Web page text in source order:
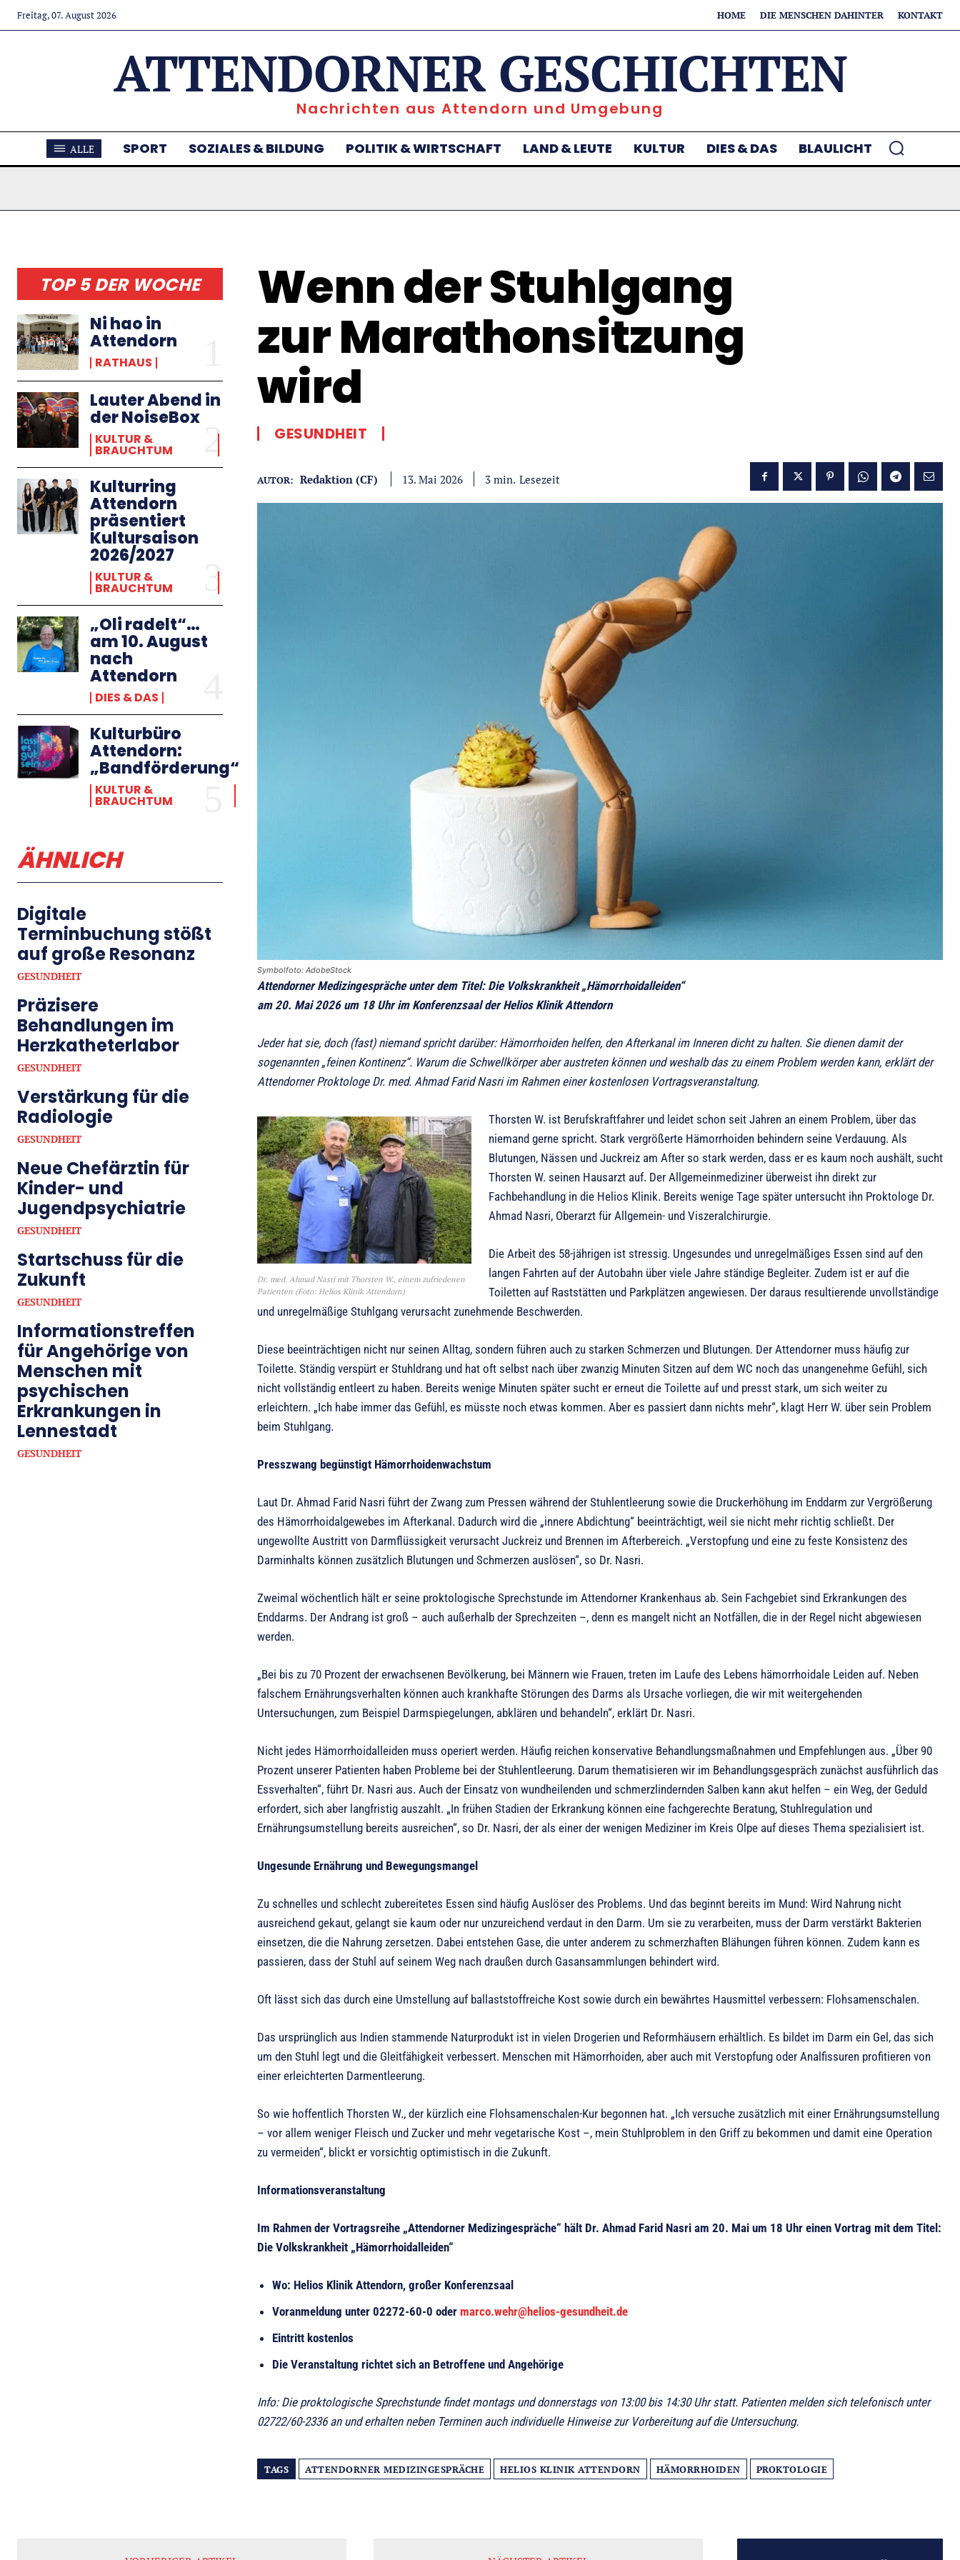
Freitag, 07. August 2026 HOME DIE MENSCHEN DAHINTER KONTAKT
ATTENDORNER GESCHICHTEN
Nachrichten aus Attendorn und Umgebung
ALLE SPORT SOZIALES & BILDUNG POLITIK & WIRTSCHAFT LAND & LEUTE KULTUR DIES & DAS BLAULICHT
TOP 5 DER WOCHE
Ni hao in
Attendorn
RATHAUS
Lauter Abend in
der NoiseBox
KULTUR &
BRAUCHTUM
Kulturring
Attendorn
präsentiert
Kultursaison
2026/2027
KULTUR &
BRAUCHTUM
„Oli radelt“…
am 10. August
nach
Attendorn
DIES & DAS
Kulturbüro
Attendorn:
„Bandförderung“
KULTUR &
BRAUCHTUM
ÄHNLICH
Digitale
Terminbuchung stößt
auf große Resonanz
GESUNDHEIT
Präzisere
Behandlungen im
Herzkatheterlabor
GESUNDHEIT
Verstärkung für die
Radiologie
GESUNDHEIT
Neue Chefärztin für
Kinder- und
Jugendpsychiatrie
GESUNDHEIT
Startschuss für die
Zukunft
GESUNDHEIT
Informationstreffen
für Angehörige von
Menschen mit
psychischen
Erkrankungen in
Lennestadt
GESUNDHEIT
Wenn der Stuhlgang
zur Marathonsitzung
wird
GESUNDHEIT
AUTOR: Redaktion (CF) 13. Mai 2026 3 min. Lesezeit
Symbolfoto: AdobeStock
Attendorner Medizingespräche unter dem Titel: Die Volkskrankheit „Hämorrhoidalleiden“
am 20. Mai 2026 um 18 Uhr im Konferenzsaal der Helios Klinik Attendorn
Jeder hat sie, doch (fast) niemand spricht darüber: Hämorrhoiden helfen, den Afterkanal im Inneren dicht zu halten. Sie dienen damit der
sogenannten „feinen Kontinenz“. Warum die Schwellkörper aber austreten können und weshalb das zu einem Problem werden kann, erklärt der
Attendorner Proktologe Dr. med. Ahmad Farid Nasri im Rahmen einer kostenlosen Vortragsveranstaltung.
Dr. med. Ahmad Nasri mit Thorsten W., einem zufriedenen
Patienten (Foto: Helios Klinik Attendorn)
Thorsten W. ist Berufskraftfahrer und leidet schon seit Jahren an einem Problem, über das
niemand gerne spricht. Stark vergrößerte Hämorrhoiden behindern seine Verdauung. Als
Blutungen, Nässen und Juckreiz am After so stark werden, dass er es kaum noch aushält, sucht
Thorsten W. seinen Hausarzt auf. Der Allgemeinmediziner überweist ihn direkt zur
Fachbehandlung in die Helios Klinik. Bereits wenige Tage später untersucht ihn Proktologe Dr.
Ahmad Nasri, Oberarzt für Allgemein- und Viszeralchirurgie.
Die Arbeit des 58-jährigen ist stressig. Ungesundes und unregelmäßiges Essen sind auf den
langen Fahrten auf der Autobahn über viele Jahre ständige Begleiter. Zudem ist er auf die
Toiletten auf Raststätten und Parkplätzen angewiesen. Der daraus resultierende unvollständige
und unregelmäßige Stuhlgang verursacht zunehmende Beschwerden.
Diese beeinträchtigen nicht nur seinen Alltag, sondern führen auch zu starken Schmerzen und Blutungen. Der Attendorner muss häufig zur
Toilette. Ständig verspürt er Stuhldrang und hat oft selbst nach über zwanzig Minuten Sitzen auf dem WC noch das unangenehme Gefühl, sich
nicht vollständig entleert zu haben. Bereits wenige Minuten später sucht er erneut die Toilette auf und presst stark, um sich weiter zu
erleichtern. „Ich habe immer das Gefühl, es müsste noch etwas kommen. Aber es passiert dann nichts mehr“, klagt Herr W. über sein Problem
beim Stuhlgang.
Presszwang begünstigt Hämorrhoidenwachstum
Laut Dr. Ahmad Farid Nasri führt der Zwang zum Pressen während der Stuhlentleerung sowie die Druckerhöhung im Enddarm zur Vergrößerung
des Hämorrhoidalgewebes im Afterkanal. Dadurch wird die „innere Abdichtung“ beeinträchtigt, weil sie nicht mehr richtig schließt. Der
ungewollte Austritt von Darmflüssigkeit verursacht Juckreiz und Brennen im Afterbereich. „Verstopfung und eine zu feste Konsistenz des
Darminhalts können zusätzlich Blutungen und Schmerzen auslösen“, so Dr. Nasri.
Zweimal wöchentlich hält er seine proktologische Sprechstunde im Attendorner Krankenhaus ab. Sein Fachgebiet sind Erkrankungen des
Enddarms. Der Andrang ist groß – auch außerhalb der Sprechzeiten –, denn es mangelt nicht an Notfällen, die in der Regel nicht abgewiesen
werden.
„Bei bis zu 70 Prozent der erwachsenen Bevölkerung, bei Männern wie Frauen, treten im Laufe des Lebens hämorrhoidale Leiden auf. Neben
falschem Ernährungsverhalten können auch krankhafte Störungen des Darms als Ursache vorliegen, die wir mit weitergehenden
Untersuchungen, zum Beispiel Darmspiegelungen, abklären und behandeln“, erklärt Dr. Nasri.
Nicht jedes Hämorrhoidalleiden muss operiert werden. Häufig reichen konservative Behandlungsmaßnahmen und Empfehlungen aus. „Über 90
Prozent unserer Patienten haben Probleme bei der Stuhlentleerung. Darum thematisieren wir im Behandlungsgespräch zunächst ausführlich das
Essverhalten“, führt Dr. Nasri aus. Auch der Einsatz von wundheilenden und schmerzlindernden Salben kann akut helfen – ein Weg, der Geduld
erfordert, sich aber langfristig auszahlt. „In frühen Stadien der Erkrankung können eine fachgerechte Beratung, Stuhlregulation und
Ernährungsumstellung bereits ausreichen“, so Dr. Nasri, der als einer der wenigen Mediziner im Kreis Olpe auf dieses Thema spezialisiert ist.
Ungesunde Ernährung und Bewegungsmangel
Zu schnelles und schlecht zubereitetes Essen sind häufig Auslöser des Problems. Und das beginnt bereits im Mund: Wird Nahrung nicht
ausreichend gekaut, gelangt sie kaum oder nur unzureichend verdaut in den Darm. Um sie zu verarbeiten, muss der Darm verstärkt Bakterien
einsetzen, die die Nahrung zersetzen. Dabei entstehen Gase, die unter anderem zu schmerzhaften Blähungen führen können. Zudem kann es
passieren, dass der Stuhl auf seinem Weg nach draußen durch Gasansammlungen behindert wird.
Oft lässt sich das durch eine Umstellung auf ballaststoffreiche Kost sowie durch ein bewährtes Hausmittel verbessern: Flohsamenschalen.
Das ursprünglich aus Indien stammende Naturprodukt ist in vielen Drogerien und Reformhäusern erhältlich. Es bildet im Darm ein Gel, das sich
um den Stuhl legt und die Gleitfähigkeit verbessert. Menschen mit Hämorrhoiden, aber auch mit Verstopfung oder Analfissuren profitieren von
einer erleichterten Darmentleerung.
So wie hoffentlich Thorsten W., der kürzlich eine Flohsamenschalen-Kur begonnen hat. „Ich versuche zusätzlich mit einer Ernährungsumstellung
– vor allem weniger Fleisch und Zucker und mehr vegetarische Kost –, mein Stuhlproblem in den Griff zu bekommen und damit eine Operation
zu vermeiden“, blickt er vorsichtig optimistisch in die Zukunft.
Informationsveranstaltung
Im Rahmen der Vortragsreihe „Attendorner Medizingespräche“ hält Dr. Ahmad Farid Nasri am 20. Mai um 18 Uhr einen Vortrag mit dem Titel:
Die Volkskrankheit „Hämorrhoidalleiden“
Wo: Helios Klinik Attendorn, großer Konferenzsaal
Voranmeldung unter 02272-60-0 oder marco.wehr@helios-gesundheit.de
Eintritt kostenlos
Die Veranstaltung richtet sich an Betroffene und Angehörige
Info: Die proktologische Sprechstunde findet montags und donnerstags von 13:00 bis 14:30 Uhr statt. Patienten melden sich telefonisch unter
02722/60-2336 an und erhalten neben Terminen auch individuelle Hinweise zur Vorbereitung auf die Untersuchung.
TAGS ATTENDORNER MEDIZINGESPRÄCHE HELIOS KLINIK ATTENDORN HÄMORRHOIDEN PROKTOLOGIE